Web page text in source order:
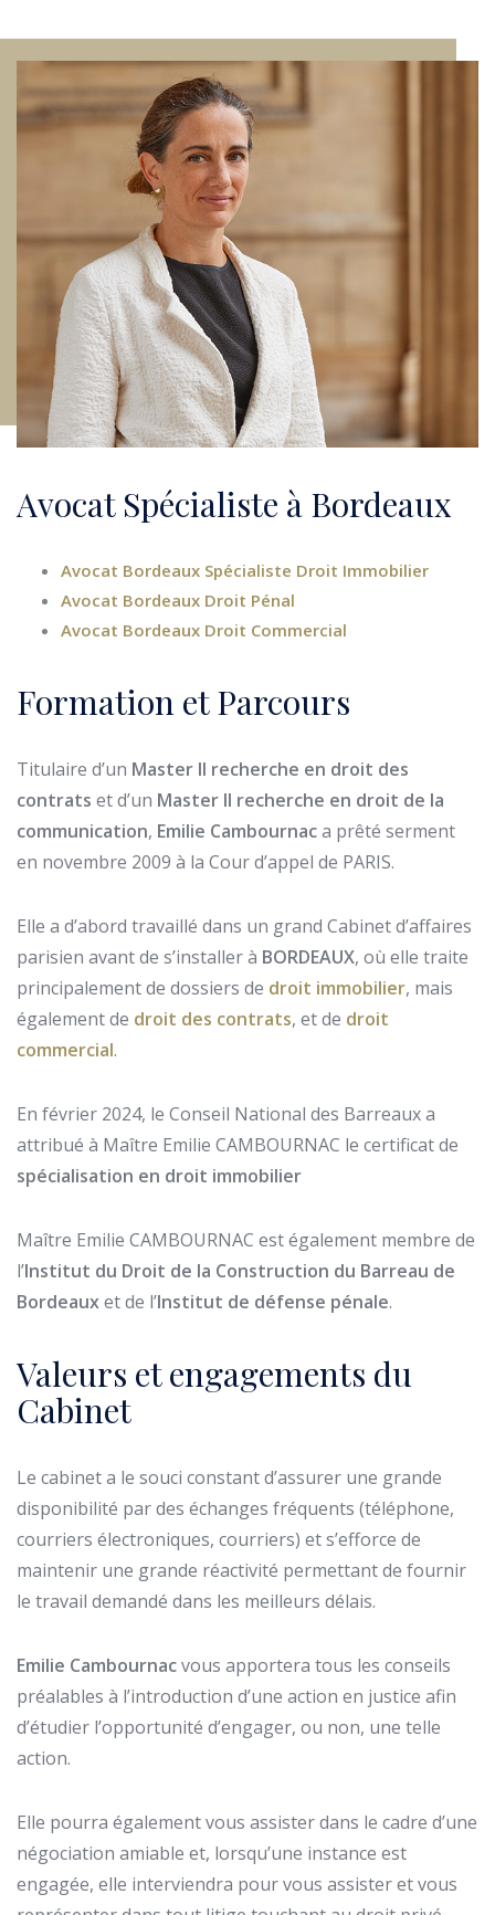
Avocat Spécialiste à Bordeaux
Avocat Bordeaux Spécialiste Droit Immobilier
Avocat Bordeaux Droit Pénal
Avocat Bordeaux Droit Commercial
Formation et Parcours
Titulaire d’un Master II recherche en droit des
contrats et d’un Master II recherche en droit de la
communication, Emilie Cambournaca prêté serment
en novembre 2009 à la Cour d’appel de PARIS.
Elle a d’abord travaillé dans un grand Cabinet d’affaires
parisien avant de s’installer à BORDEAUX, où elle traite
principalement de dossiers de droit immobilier, mais
également de droit des contrats, et de droit
commercial.
En février 2024, le Conseil National des Barreaux a
attribué à Maître Emilie CAMBOURNAC le certificat de
spécialisation en droit immobilier
Maître Emilie CAMBOURNAC est également membre de
l’Institut du Droit de la Construction du Barreau de
Bordeauxet de l’Institut de défense pénale.
Valeurs et engagements du
Cabinet
Le cabinet a le souci constant d’assurer une grande
disponibilité par des échanges fréquents (téléphone,
courriers électroniques, courriers) et s’efforce de
maintenir une grande réactivité permettant de fournir
le travail demandé dans les meilleurs délais.
Emilie Cambournacvous apportera tous les conseils
préalables à l’introduction d’une action en justice afin
d’étudier l’opportunité d’engager, ou non, une telle
action.
Elle pourra également vous assister dans le cadre d’une
négociation amiable et, lorsqu’une instance est
engagée, elle interviendra pour vous assister et vous